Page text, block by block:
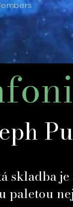
skladba
paletou